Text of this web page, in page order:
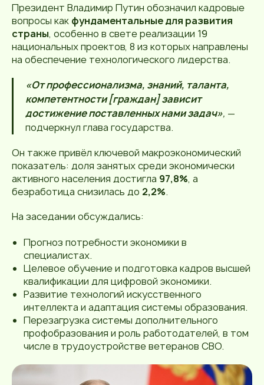
Президент Владимир Путин обозначил кадровые
вопросы как фундаментальные для развития
страны, особенно в свете реализации 19
национальных проектов, 8 из которых направлены
на обеспечение технологического лидерства.
«От профессионализма, знаний, таланта,
компетентности [граждан] зависит
достижение поставленных нами задач», —
подчеркнул глава государства.
Он также привёл ключевой макроэкономический
показатель: доля занятых среди экономически
активного населения достигла 97,8%, а
безработица снизилась до 2,2%.
На заседании обсуждались:
Прогноз потребности экономики в
специалистах.
Целевое обучение и подготовка кадров высшей
квалификации для цифровой экономики.
Развитие технологий искусственного
интеллекта и адаптация системы образования.
Перезагрузка системы дополнительного
профобразования и роль работодателей, в том
числе в трудоустройстве ветеранов СВО.